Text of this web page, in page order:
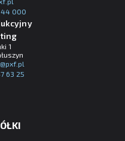
000
1
63 25